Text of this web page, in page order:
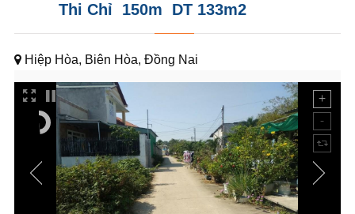
Thi Chỉ 150m DT 133m2
Hiệp Hòa, Biên Hòa, Đồng Nai